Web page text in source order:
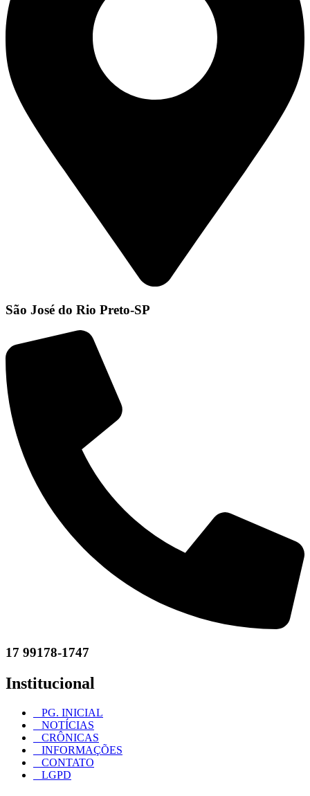
São José do Rio Preto-SP
17 99178-1747
Institucional
PG. INICIAL
NOTÍCIAS
CRÔNICAS
INFORMAÇÕES
CONTATO
LGPD